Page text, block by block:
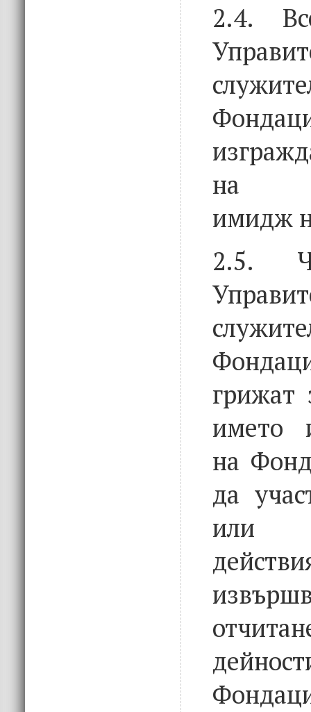
2.4.
на
имидж
2.5.
грижат
името
на
да
или